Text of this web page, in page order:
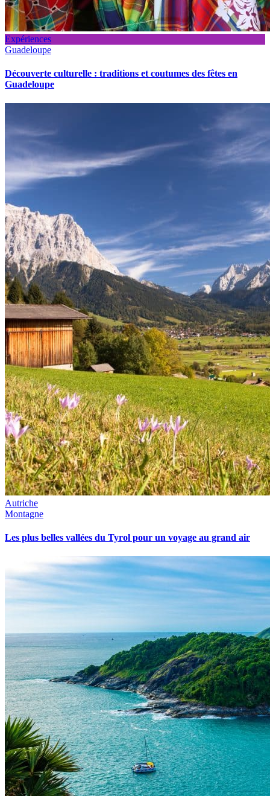
Expériences
Guadeloupe
Découverte culturelle : traditions et coutumes des fêtes en
Guadeloupe
Autriche
Montagne
Les plus belles vallées du Tyrol pour un voyage au grand air